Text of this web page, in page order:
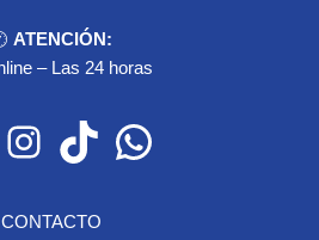
ATENCIÓN:
– Las 24 horas
Instagram TikTok WhatsApp
CONTACTO